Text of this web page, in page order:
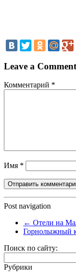
Leave a Comment
Комментарий *
Имя *
Post navigation
← Отели на
Горнолыжный
Поиск по сайту:
Рубрики